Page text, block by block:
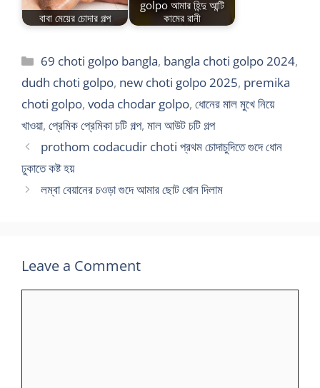
বাবা মেয়ের চোদার গল্প
golpo আমার হিন্দু আন্টি
কামের রানী
Categories
69 choti golpo bangla, bangla choti golpo 2024,
dudh choti golpo, new choti golpo 2025, premika
choti golpo, voda chodar golpo, ধোনের মাল মুখে নিয়ে
খাওয়া, প্রেমিক প্রেমিকা চটি গল্প, মাল আউট চটি গল্প
prothom codacudir choti প্রথম চোদাচুদিতে গুদে ধোন
ঢুকাতে কষ্ট হয়
লম্বা বেয়ানের চওড়া গুদে আমার ছোট ধোন দিলাম
Leave a Comment